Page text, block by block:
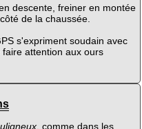
descente, freiner en montée
de la chaussée.
s'expriment soudain avec
attention aux ours
, comme dans les